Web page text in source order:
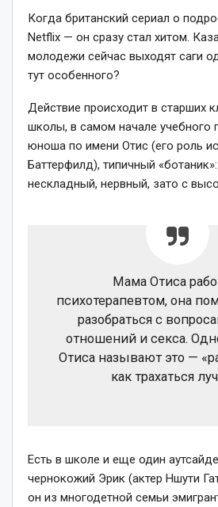
Когда британский сериал о
Netflix — он сразу стал хитом.
молодежи сейчас выходят саги
тут особенного?
Действие происходит в старших
школы, в самом начале учебного
юноша по имени Отис (его роль
Баттерфилд), типичный
нескладный, нервный, зато с
Мама Отиса
психотерапевтом, она
разобраться с
отношений и секса.
Отиса называют это —
как трахаться
Есть в школе и еще один
чернокожий Эрик (актер Ншути
он из многодетной семьи